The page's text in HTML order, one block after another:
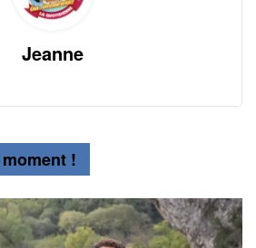
Jeanne
!